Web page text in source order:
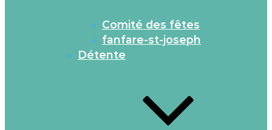
Comité des fêtes
fanfare-st-joseph
Détente